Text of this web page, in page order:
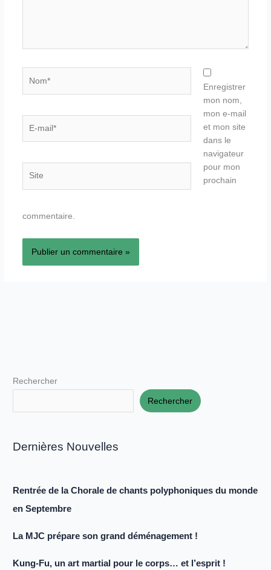
mail*
Enregistrer
mon nom,
mon e-mail
et mon site
dans le
navigateur
pour mon
prochain
commentaire.
Rechercher
Rechercher
Dernières Nouvelles
Rentrée de la Chorale de chants polyphoniques du monde
en Septembre
La MJC prépare son grand déménagement !
Kung-Fu, un art martial pour le corps… et l’esprit !